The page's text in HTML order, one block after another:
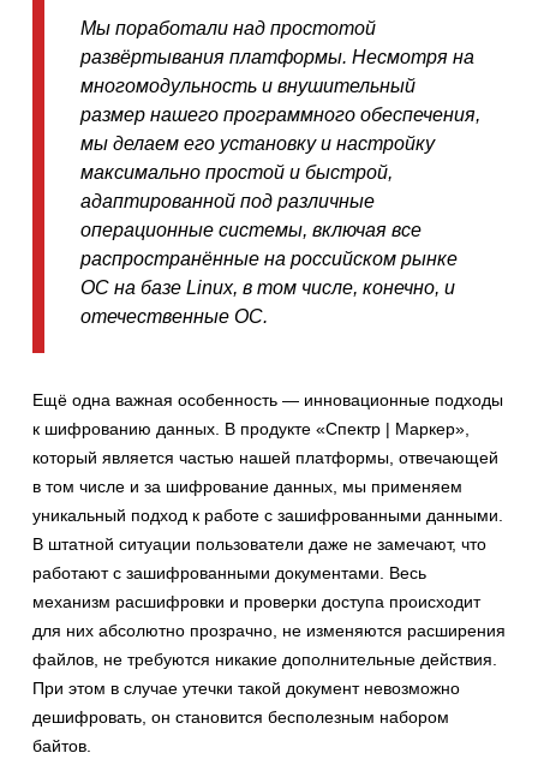
Мы поработали над простотой
развёртывания платформы. Несмотря на
многомодульность и внушительный
размер нашего программного обеспечения,
мы делаем его установку и настройку
максимально простой и быстрой,
адаптированной под различные
операционные системы, включая все
распространённые на российском рынке
ОС на базе Linux, в том числе, конечно, и
отечественные ОС.
Ещё одна важная особенность — инновационные подходы
к шифрованию данных. В продукте «Спектр | Маркер»,
который является частью нашей платформы, отвечающей
в том числе и за шифрование данных, мы применяем
уникальный подход к работе с зашифрованными данными.
В штатной ситуации пользователи даже не замечают, что
работают с зашифрованными документами. Весь
механизм расшифровки и проверки доступа происходит
для них абсолютно прозрачно, не изменяются расширения
файлов, не требуются никакие дополнительные действия.
При этом в случае утечки такой документ невозможно
дешифровать, он становится бесполезным набором
байтов.